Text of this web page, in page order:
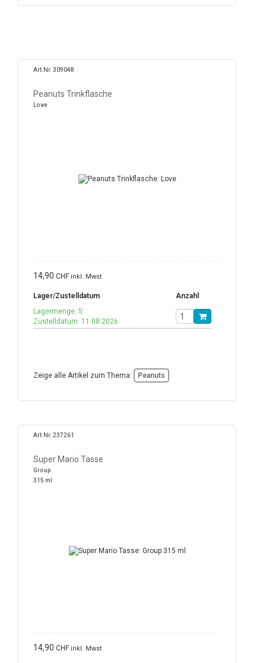
Art.Nr. 309048
Peanuts Trinkflasche
Love
14,90 CHF inkl. Mwst
Lager/Zustelldatum
Anzahl
Lagermenge: 5
Zustelldatum: 11.08.2026
Zeige alle Artikel zum Thema: Peanuts
Art.Nr. 237261
Super Mario Tasse
Group
315 ml
14,90 CHF inkl. Mwst